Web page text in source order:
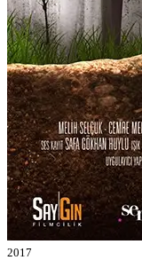
2017